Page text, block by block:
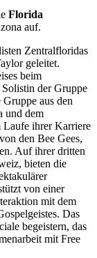
Florida
auf.
Zentralfloridas
geleitet.
beim
der Gruppe
aus den
und dem
Laufe ihrer Karriere
den Bee Gees,
Auf ihrer dritten
bieten die
von einer
mit dem
Das
begeistern, das
mit Free